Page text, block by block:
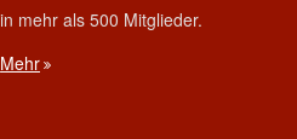
mehr als 500 Mitglieder.
Mehr